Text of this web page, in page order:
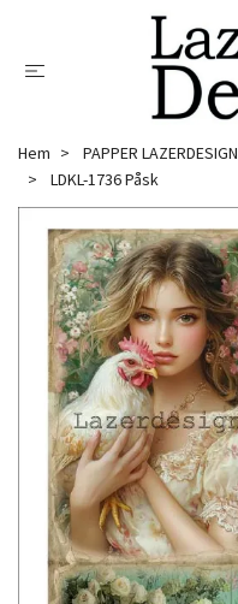
Hem PAPPER LAZERDESIGN
LDKL-1736 Påsk